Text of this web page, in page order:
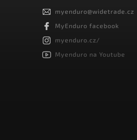
myenduro@widetrade.cz
MyEnduro facebook
myenduro.cz/
Myenduro na Youtube